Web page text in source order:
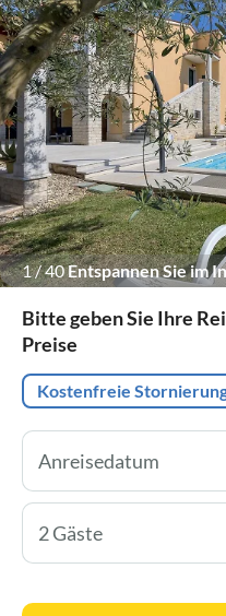
1/40Entspannen Sie im
Bitte geben Sie Ihre
Preise
Kostenfreie
2 Gäste